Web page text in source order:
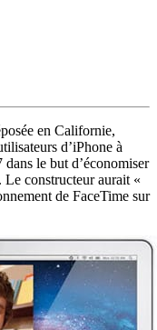
en Californie,
d’iPhone à
le but d’économiser
Le constructeur aurait «
de FaceTime sur